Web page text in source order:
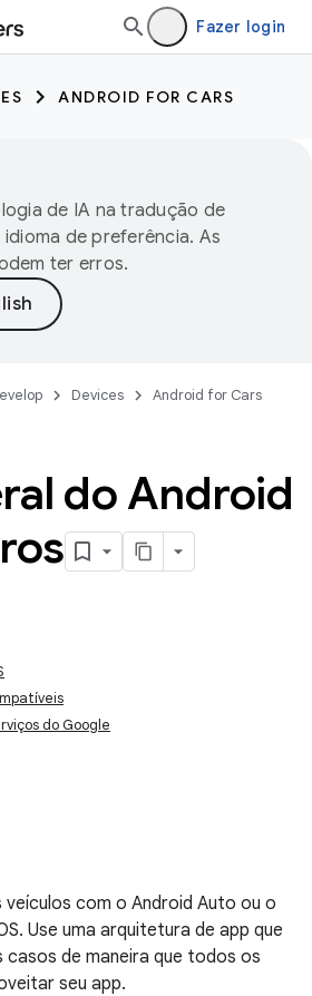
Fazer login
ANDROID FOR CARS
de IA na tradução de
de preferência. As
ter erros.
Devices Android for Cars
do Android
do Google
veículos com o Android Auto ou o
Use uma arquitetura de app que
casos de maneira que todos os
seu app.